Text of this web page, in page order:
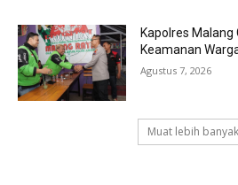
Kapolres Malang
Keamanan
Agustus 7, 2026
Muat lebih banyak